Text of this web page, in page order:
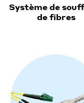
Système de
de fibres